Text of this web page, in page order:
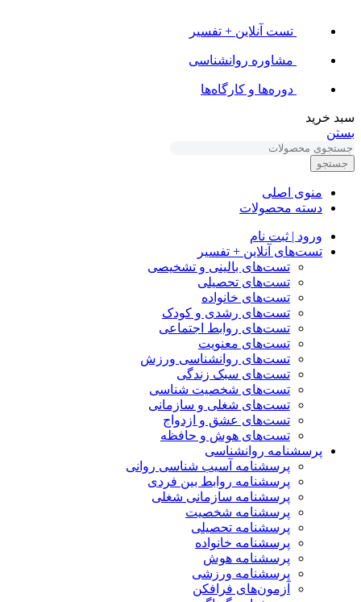
تست آنلاین + تفسیر
مشاوره روانشناسی
دوره‌ها و کارگاه‌ها
سبد خرید
بستن
جستجو
منوی اصلی
دسته محصولات
ورود | ثبت نام
تست‌های آنلاین + تفسیر
تست‌های بالینی و تشخیصی
تست‌های تحصیلی
تست‌های خانواده
تست‌های رشدی و کودک
تست‌های روابط اجتماعی
تست‌های معنویت
تست‌های روانشناسی ورزش
تست‌های سبک زندگی
تست‌های شخصیت شناسی
تست‌های شغلی و سازمانی
تست‌های عشق و ازدواج
تست‌های هوش و حافظه
پرسشنامه روانشناسی
پرسشنامه آسیب شناسی روانی
پرسشنامه روابط بین فردی
پرسشنامه سازمانی شغلی
پرسشنامه شخصیت
پرسشنامه تحصیلی
پرسشنامه خانواده
پرسشنامه هوش
پرسشنامه ورزشی
آزمون‌های فرافکن